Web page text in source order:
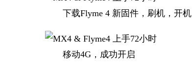
下载Flyme 4 新固件，刷机，开机
移动4G，成功开启